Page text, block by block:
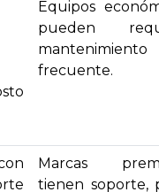
Equipos
pueden
mantenimiento
frecuente.
Marcas
tienen soporte,